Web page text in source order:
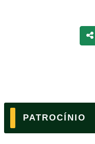
PATROCÍNIO